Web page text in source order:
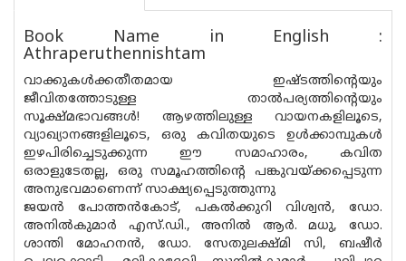
Book Name in English :
Athraperuthennishtam
വാക്കുകൾക്കതീതമായ ഇഷ്‌ടത്തിൻ്റെയും
ജീവിതത്തോടുള്ള താൽപര്യത്തിന്റെയും
സൂക്ഷ്‌മഭാവങ്ങൾ! ആഴത്തിലുള്ള വായനകളിലൂടെ,
വ്യാഖ്യാനങ്ങളിലൂടെ, ഒരു കവിതയുടെ ഉൾക്കാമ്പുകൾ
ഇഴപിരിച്ചെടുക്കുന്ന ഈ സമാഹാരം, കവിത
ഒരാളുടേതല്ല, ഒരു സമൂഹത്തിൻ്റെ പങ്കുവയ്ക്കപ്പെടുന്ന
അനുഭവമാണെന്ന് സാക്ഷ്യപ്പെടുത്തുന്നു
ജയൻ പോത്തൻകോട്, പകൽക്കുറി വിശ്വൻ, ഡോ.
അനിൽകുമാർ എസ്.ഡി., അനിൽ ആർ. മധു, ഡോ.
ശാന്തി മോഹനൻ, ഡോ. സേതുലക്ഷ്മി സി, ബഷീർ